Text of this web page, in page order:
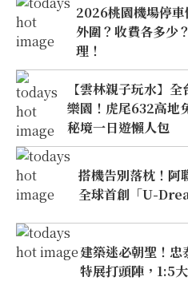
2026桃園機場停
外圍？收費各多少
理！
【雲林親子玩水】
樂園！虎尾632高地
秘境一日遊懶人包
搭機告別落枕！阿
全球首創「U-
建築迷必朝聖！
特展打頭陣，1:5